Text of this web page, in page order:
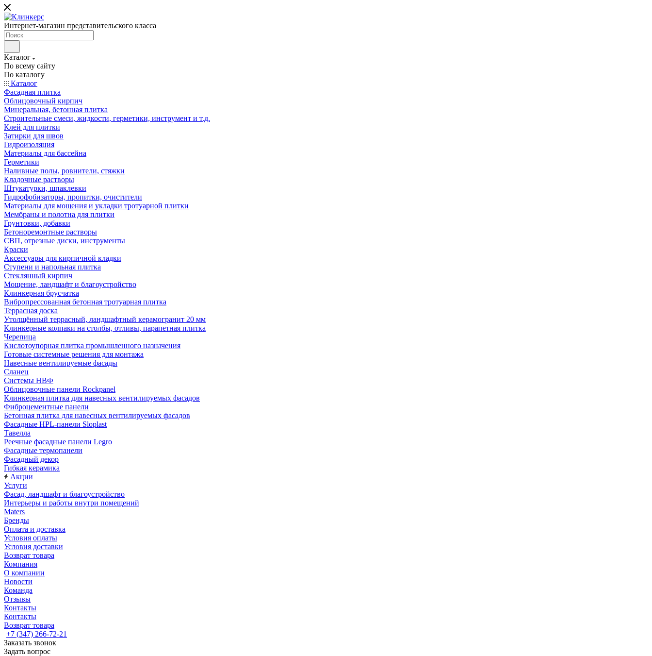
Интернет-магазин представительского класса
Каталог
По всему сайту
По каталогу
Каталог
Фасадная плитка
Облицовочный кирпич
Минеральная, бетонная плитка
Строительные смеси, жидкости, герметики, инструмент и т.д.
Клей для плитки
Затирки для швов
Гидроизоляция
Материалы для бассейна
Герметики
Наливные полы, ровнители, стяжки
Кладочные растворы
Штукатурки, шпаклевки
Гидрофобизаторы, пропитки, очистители
Материалы для мощения и укладки тротуарной плитки
Мембраны и полотна для плитки
Грунтовки, добавки
Бетоноремонтные растворы
СВП, отрезные диски, инструменты
Краски
Аксессуары для кирпичной кладки
Ступени и напольная плитка
Cтеклянный кирпич
Мощение, ландшафт и благоустройство
Клинкерная брусчатка
Вибропрессованная бетонная тротуарная плитка
Террасная доска
Утолщённый террасный, ландшафтный керамогранит 20 мм
Клинкерные колпаки на столбы, отливы, парапетная плитка
Черепица
Кислотоупорная плитка промышленного назначения
Готовые системные решения для монтажа
Навесные вентилируемые фасады
Сланец
Системы НВФ
Облицовочные панели Rockpanel
Клинкерная плитка для навесных вентилируемых фасадов
Фиброцементные панели
Бетонная плитка для навесных вентилируемых фасадов
Фасадные HPL-панели Sloplast
Тавелла
Реечные фасадные панели Legro
Фасадные термопанели
Фасадный декор
Гибкая керамика
Акции
Услуги
Фасад, ландшафт и благоустройство
Интерьеры и работы внутри помещений
Maters
Бренды
Оплата и доставка
Условия оплаты
Условия доставки
Возврат товара
Компания
О компании
Новости
Команда
Отзывы
Контакты
Контакты
Возврат товара
+7 (347) 266-72-21
Заказать звонок
Задать вопрос